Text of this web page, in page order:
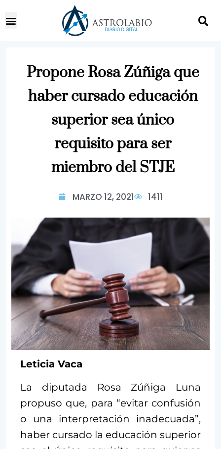
Propone Rosa Zúñiga que
haber cursado educación
superior sea único
requisito para ser
miembro del STJE
MARZO 12, 2021 1411
Leticia Vaca
La diputada Rosa Zúñiga Luna
propuso que, para “evitar confusión
o una interpretación inadecuada”,
haber cursado la educación superior